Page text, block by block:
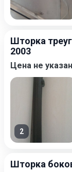
Шторка
2003
Цена не
2
Шторка